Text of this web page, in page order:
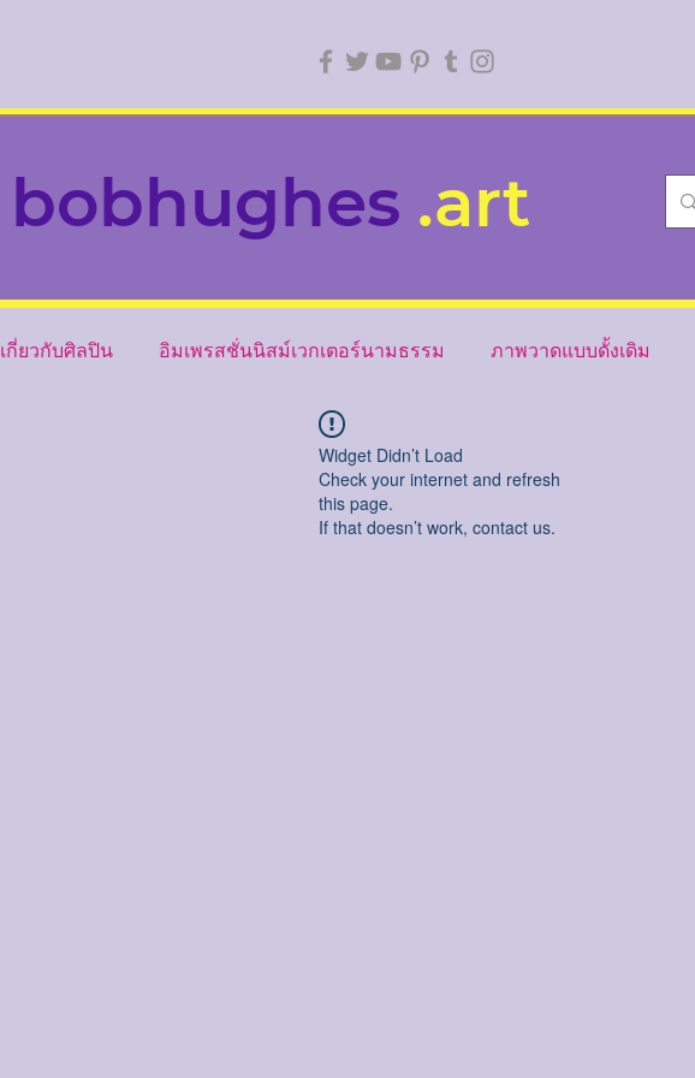
bobhughes .art
เกี่ยวกับศิลปิน อิมเพรสชั่นนิสม์เวกเตอร์นามธรรม ภาพวาดแบบดั้งเดิม
Widget Didn’t Load
Check your internet and refresh
this page.
If that doesn’t work, contact us.